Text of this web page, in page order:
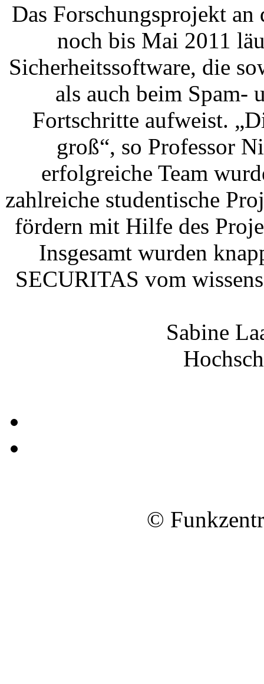
Das Forschungsprojekt
noch bis Mai 2011
Sicherheitssoftware, die
als auch beim Spam-
Fortschritte aufweist.
groß“, so Professor
erfolgreiche Team
zahlreiche studentische
fördern mit Hilfe des
Insgesamt wurden
SECURITAS vom
Sabine
©